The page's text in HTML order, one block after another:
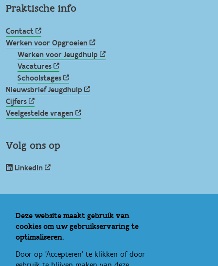
Deze website maakt gebruik van
cookies om uw gebruikservaring te
optimaliseren.
Door op 'Accepteren' te klikken of door
Praktische info
Contact
Werken voor Opgroeien
Werken voor Jeugdhulp
Vacatures
Schoolstages
Nieuwsbrief Jeugdhulp
Cijfers
Veelgestelde vragen
Volg ons op
LinkedIn
Nuttige links
Vlaams Loket Jeugdhulp
Signs of Safety